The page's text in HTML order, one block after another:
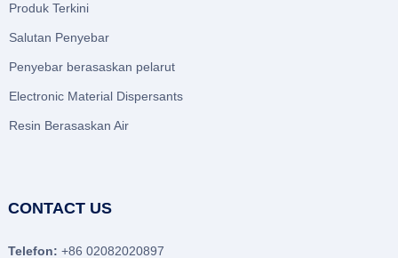
Produk Terkini
Salutan Penyebar
Penyebar berasaskan pelarut
Electronic Material Dispersants
Resin Berasaskan Air
CONTACT US
Telefon: +86 02082020897